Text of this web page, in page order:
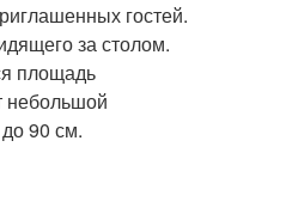
гостей.
за столом.
площадь
небольшой
90 см.